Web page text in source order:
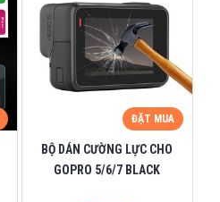
ĐẶT MUA
BỘ DÁN CƯỜNG LỰC CHO
GOPRO 5/6/7 BLACK